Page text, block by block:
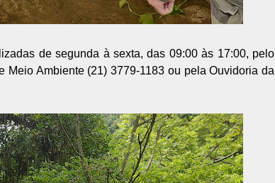
de segunda à sexta, das 09:00 às 17:00, pelo
Ambiente (21) 3779-1183 ou pela Ouvidoria da